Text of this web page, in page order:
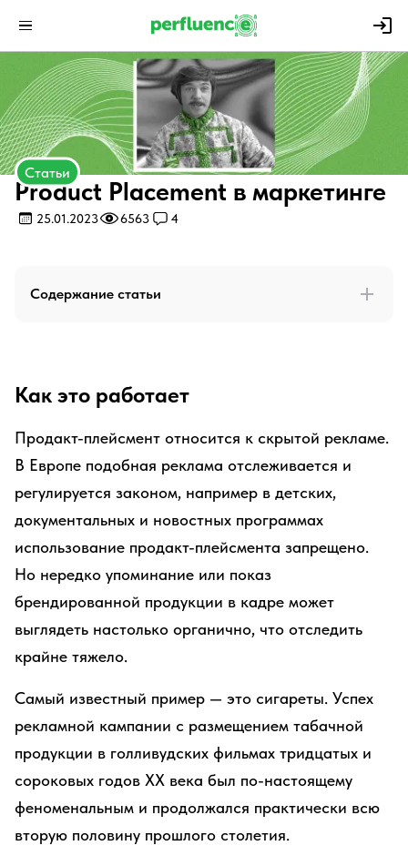
Статьи
Product Placement в маркетинге
25.01.2023 6563 4
Содержание статьи
Как это работает
Продакт-плейсмент относится к скрытой рекламе.
В Европе подобная реклама отслеживается и
регулируется законом, например в детских,
документальных и новостных программах
использование продакт-плейсмента запрещено.
Но нередко упоминание или показ
брендированной продукции в кадре может
выглядеть настолько органично, что отследить
крайне тяжело.
Самый известный пример — это сигареты. Успех
рекламной кампании с размещением табачной
продукции в голливудских фильмах тридцатых и
сороковых годов XX века был по-настоящему
феноменальным и продолжался практически всю
вторую половину прошлого столетия.